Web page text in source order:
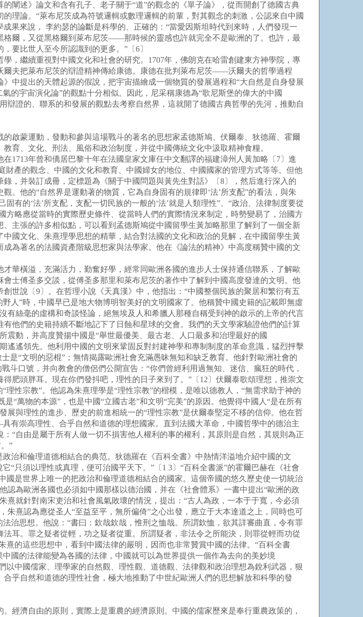
闡述》論文和含有孔子、老子關于“道”的觀念的《單子論》，從而開創了德國古典
理論。“萊布尼茨成為符號邏輯或數理邏輯的前輩，對其觀念的刺激，公認來自中國
果來說， 李約瑟的論斷是科學的、正確的：“當愛因斯坦時代到來時，人們發現一
爾，又從黑格爾到萊布尼茨——那時候的靈感也許就完全不是歐洲的了。也許，最
要比世人至今所認識到的更多。”〔6〕
繼續重視對中國文化和社會的研究。1707年，佛朗克在哈雷創建東方神學院，專
爾夫把萊布尼茨的辯證精神傳給康德。康德在批判萊布尼茨——沃爾夫的哲學過程
中提出的天體起源的假說，把宇宙描繪成一個物質的發展過程和“大自然是自身發展
的宇宙演化論”的觀點十分相似。因此，尼采稱康德為“歌尼斯堡的偉大的中國
證的、聯系的和發展的觀點去考察自然界，這就開了德國古典哲學的先河，推動自
蒙運動，發動和參與這場戰斗的著名的思想家孟德斯鳩、伏爾泰、狄德羅、霍爾
育、文化、刑法、風俗和政治制度，并從中國傳統文化中汲取精神食糧。
年曾和僑居巴黎十年在法國皇家文庫任中文翻譯的福建漳州人黃加略〔7〕進
產的觀念、中國的文化和教育、中國婦女的地位、中國國家的管理方式等等。但他
，并裝訂成冊，定標題為《關于中國問題與黃先生對話》〔8〕，然后進行深入的
。他的“自然界是運動著的物質，它為自身固有的規律即‘法’所支配”的看法，與朱
有的‘法’所支配，支配一切民族的一般的‘法’就是人類理性”、“政治、法律制度要從
方略應從當時的實際歷史條件、從當時人們的實際情況來制定，時勢變易了，治國方
主張的許多相似點，可以看到孟德斯鳩從中國留學生黃加略那里了解到了一個全新
國文化、朱熹理學思想的精華，結合對法國的文化和政治的見解，在中國留學生黃
為著名的法國資產階級思想家與法學家。他在《論法的精神》中高度稱贊中國的文
橫溢，充滿活力，勤奮好學，經常同歐洲各國的進步人士保持通信聯系，了解歐
士傅圣多交談，從傅圣多那里和萊布尼茨的著作中了解到中國高度發達的文明。他
世說〔9〕。在哲理小說《天真漢》中，他指出：“中國整個民族的聚居和繁衍有五
人”時，中國早已是地大物博明智美好的文明國家了。他稱贊中國史籍的記載即無虛
有絲毫的虛構和奇談怪論，絕無埃及人和希臘人那種自稱受到神的啟示的上帝的代言
他們的史籍持續不斷地記下了日蝕和星球的交會。我們的天文學家驗證他們的計算
震動，并高度贊揚中國是“舉世最優美、最古老、人口最多和治理最好的國
遙遙領先。他利用中國的文明來鞏固反對封建神學和專制制度的革命意識，猛烈抨擊
是“文明的惡棍”；無情揭露歐洲社會充滿愚昧無知和缺乏教育。他針對歐洲社會的
斗口號，并向教會的僧侶們公開宣告：“你們曾經利用過無知、迷信、瘋狂的時代，
肥頭胖耳。現在你們發抖吧，理性的日子來到了。”〔12〕伏爾泰歌頌理想，推崇文
性宗教”。他認為朱熹理學是“理性宗教”的楷模，是唯以德教人，“無需求助于神的
“萬物的本源”，也是中國“立國古老”和文明“完美”的原因。他覺得中國人“是在所有
與理性的進步、歷史的前進相統一的“理性宗教”是伏爾泰堅定不移的信仰。他在哲
有崇高理性、合乎自然和道德的理想國家。直到法國大革命，中國哲學中的德治主
“自由是屬于所有人做一切不損害他人權利的事的權利，其原則是自然，其規則為正
”
和倫理道德相結合的典范。狄德羅在《百科全書》中熱情洋溢地介紹中國的文
“只須以理性或真理，便可治國平天下。”〔1 3〕“百科全書派”的霍爾巴赫在《社會
國是世界上唯一的把政治和倫理道德相結合的國家。這個帝國的悠久歷史使一切統治
為歐洲各國也必須如中國那樣以德治國，并在《社會體系》一書中提出“歐洲的政
就針對南宋吏治和社會風氣敗壞的情況，提出：“古人為政，一本于于寬，今必須
朱熹認為應從圣人“至益至平，無所偏倚”之心出發，應立于大本達道之上，同時也可
治思想。他說：“書曰：欽哉欽哉，惟刑之恤哉。所謂欽恤，欲其詳審曲直，令有罪
耳。罪之疑者從輕，功之疑者從重。所謂疑者，非法令之所能決，則罪從輕而功從
熹的這些思想中，看到中國法律的嚴明，因而也非常贊賞中國的法律。“百科全書
國的法律能變為各國的法律，中國就可以為世界提供一個作為去向的美妙境
以中國儒家、理學家的自然觀、理性觀、道德觀、法律觀和政治理想為銳利武器，狠
乎自然和道德的理性社會，極大地推動了中世紀歐洲人們的思想解放和科學的發
濟自由的原則，實際上是重農的經濟原則。中國的儒家歷來是奉行重農政策的，